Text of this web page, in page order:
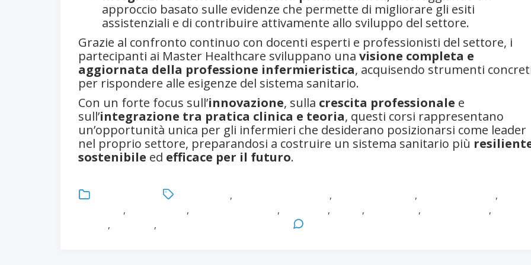
approccio basato sulle evidenze che permette di migliorare gli esiti
assistenziali e di contribuire attivamente allo sviluppo del settore.
Grazie al confronto continuo con docenti esperti e professionisti del settore, i
partecipanti ai Master Healthcare sviluppano una visione completa e
aggiornata della professione infermieristica, acquisendo strumenti
per rispondere alle esigenze del sistema sanitario.
Con un forte focus sull’innovazione, sulla crescita professionale e
sull’integrazione tra pratica clinica e teoria, questi corsi rappresentano
un’opportunità unica per gli infermieri che desiderano posizionarsi come leader
nel proprio settore, preparandosi a costruire un sistema sanitario più
sostenibile ed efficace per il futuro.
, , ,
,
, , , , , , ,
, ,